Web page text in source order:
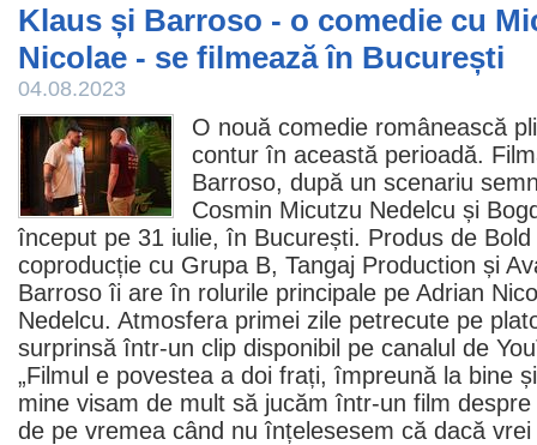
Klaus și Barroso - o comedie cu
Nicolae - se filmează în București
04.08.2023
O nouă comedie românească
contur în această perioadă.
Barroso, după un scenariu
Cosmin Micutzu Nedelcu și
început pe 31 iulie, în București. Produs de Bold
coproducție cu Grupa B, Tangaj Production și
Barroso îi are în rolurile principale pe Adrian
Nedelcu. Atmosfera primei zile petrecute pe
surprinsă într-un clip disponibil pe canalul de
„Filmul e povestea a doi frați, împreună la bine
mine visam de mult să jucăm într-un film
de pe vremea când nu înțelesesem că dacă